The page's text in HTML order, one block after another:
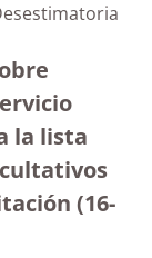
la lista
(16-